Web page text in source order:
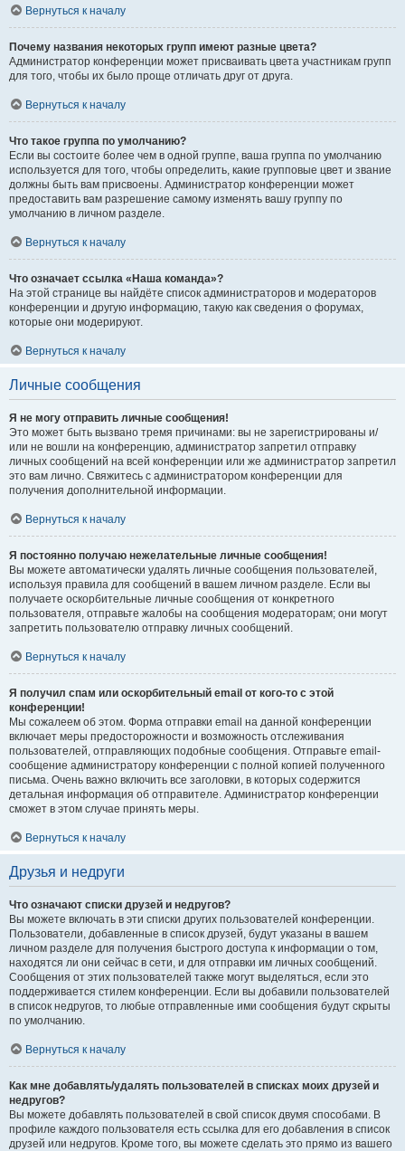
Вернуться к началу
Почему названия некоторых групп имеют разные цвета?
Администратор конференции может присваивать цвета участникам групп
для того, чтобы их было проще отличать друг от друга.
Вернуться к началу
Что такое группа по умолчанию?
Если вы состоите более чем в одной группе, ваша группа по умолчанию
используется для того, чтобы определить, какие групповые цвет и звание
должны быть вам присвоены. Администратор конференции может
предоставить вам разрешение самому изменять вашу группу по
умолчанию в личном разделе.
Вернуться к началу
Что означает ссылка «Наша команда»?
На этой странице вы найдёте список администраторов и модераторов
конференции и другую информацию, такую как сведения о форумах,
которые они модерируют.
Вернуться к началу
Личные сообщения
Я не могу отправить личные сообщения!
Это может быть вызвано тремя причинами: вы не зарегистрированы и/
или не вошли на конференцию, администратор запретил отправку
личных сообщений на всей конференции или же администратор запретил
это вам лично. Свяжитесь с администратором конференции для
получения дополнительной информации.
Вернуться к началу
Я постоянно получаю нежелательные личные сообщения!
Вы можете автоматически удалять личные сообщения пользователей,
используя правила для сообщений в вашем личном разделе. Если вы
получаете оскорбительные личные сообщения от конкретного
пользователя, отправьте жалобы на сообщения модераторам; они могут
запретить пользователю отправку личных сообщений.
Вернуться к началу
Я получил спам или оскорбительный email от кого-то с этой
конференции!
Мы сожалеем об этом. Форма отправки email на данной конференции
включает меры предосторожности и возможность отслеживания
пользователей, отправляющих подобные сообщения. Отправьте email-
сообщение администратору конференции с полной копией полученного
письма. Очень важно включить все заголовки, в которых содержится
детальная информация об отправителе. Администратор конференции
сможет в этом случае принять меры.
Вернуться к началу
Друзья и недруги
Что означают списки друзей и недругов?
Вы можете включать в эти списки других пользователей конференции.
Пользователи, добавленные в список друзей, будут указаны в вашем
личном разделе для получения быстрого доступа к информации о том,
находятся ли они сейчас в сети, и для отправки им личных сообщений.
Сообщения от этих пользователей также могут выделяться, если это
поддерживается стилем конференции. Если вы добавили пользователей
в список недругов, то любые отправленные ими сообщения будут скрыты
по умолчанию.
Вернуться к началу
Как мне добавлять/удалять пользователей в списках моих друзей и
недругов?
Вы можете добавлять пользователей в свой список двумя способами. В
профиле каждого пользователя есть ссылка для его добавления в список
друзей или недругов. Кроме того, вы можете сделать это прямо из вашего